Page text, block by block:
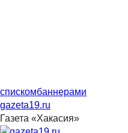
спискомбаннерами
gazeta19.ru
Газета «Хакасия»